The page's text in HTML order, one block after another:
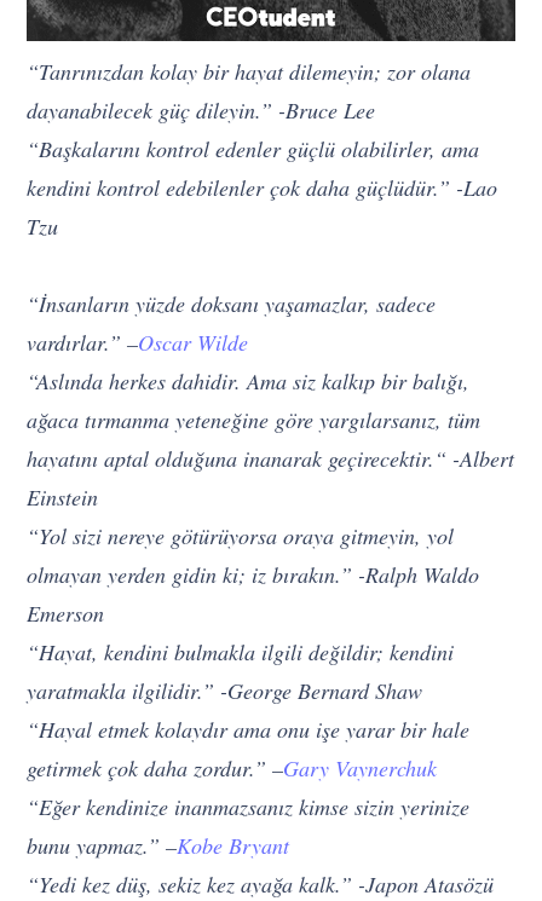
“Tanrınızdan kolay bir hayat dilemeyin; zor olana
dayanabilecek güç dileyin.” -Bruce Lee
“Başkalarını kontrol edenler güçlü olabilirler, ama
kendini kontrol edebilenler çok daha güçlüdür.” -Lao
Tzu
“İnsanların yüzde doksanı yaşamazlar, sadece
vardırlar.” –Oscar Wilde
“Aslında herkes dahidir. Ama siz kalkıp bir balığı,
ağaca tırmanma yeteneğine göre yargılarsanız, tüm
hayatını aptal olduğuna inanarak geçirecektir.“ -Albert
Einstein
“Yol sizi nereye götürüyorsa oraya gitmeyin, yol
olmayan yerden gidin ki; iz bırakın.” -Ralph Waldo
Emerson
“Hayat, kendini bulmakla ilgili değildir; kendini
yaratmakla ilgilidir.” -George Bernard Shaw
“Hayal etmek kolaydır ama onu işe yarar bir hale
getirmek çok daha zordur.” –Gary Vaynerchuk
“Eğer kendinize inanmazsanız kimse sizin yerinize
bunu yapmaz.” –Kobe Bryant
“Yedi kez düş, sekiz kez ayağa kalk.” -Japon Atasözü